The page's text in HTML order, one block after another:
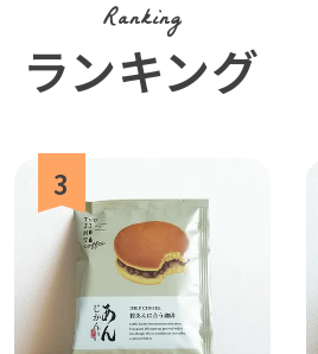
Ranking
ランキング